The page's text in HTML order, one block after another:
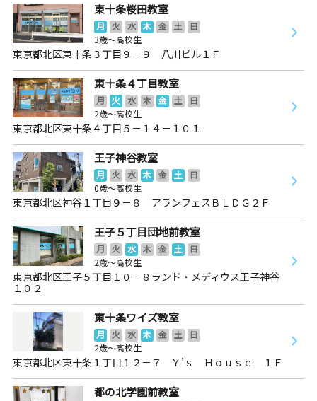
東十条桜田教室
月 火 水 木 金 土
日
3歳～高校生
東京都北区東十条３丁目９－９ 八川ビル１Ｆ
東十条４丁目教室
月 火 水 木 金 土
日
2歳～高校生
東京都北区東十条４丁目５－１４－１０１
王子神谷教室
月 火 水 木 金 土
日
0歳～高校生
東京都北区神谷１丁目９－８ アランフェスＢＬＤＧ２Ｆ
王子５丁目団地前教室
月 火 水 木 金 土
日
2歳～高校生
東京都北区王子５丁目１０－８ランド・メディウス王子神谷
１０２
東十条ワイズ教室
月 火 水 木 金 土
日
2歳～高校生
東京都北区東十条１丁目１２－７ Ｙ’ｓ Ｈｏｕｓｅ １Ｆ
都の北学園前教室